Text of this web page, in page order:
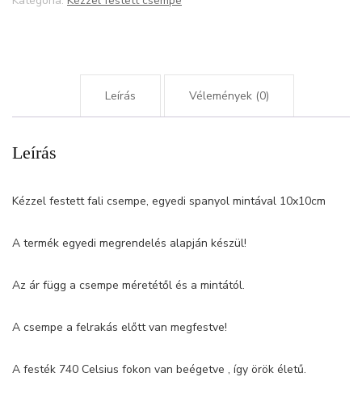
Leírás Vélemények (0)
Leírás
Kézzel festett fali csempe, egyedi spanyol mintával 10x10cm
A termék egyedi megrendelés alapján készül!
Az ár függ a csempe méretétől és a mintától.
A csempe a felrakás előtt van megfestve!
A festék 740 Celsius fokon van beégetve , így örök életű.